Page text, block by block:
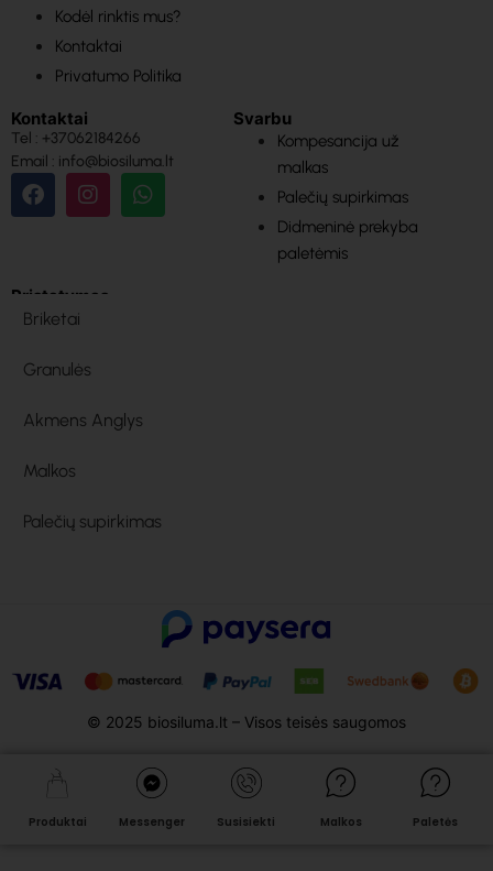
Kodėl rinktis mus?
Kontaktai
Privatumo Politika
Kontaktai
Tel : +37062184266
Email : info@biosiluma.lt
Svarbu
Kompesancija už
malkas
Palečių supirkimas
Didmeninė prekyba
paletėmis
Pristatymas
Briketai
Granulės
Akmens Anglys
Malkos
Palečių supirkimas
© 2025 biosiluma.lt – Visos teisės saugomos
Produktai Messenger Susisiekti Malkos Paletės